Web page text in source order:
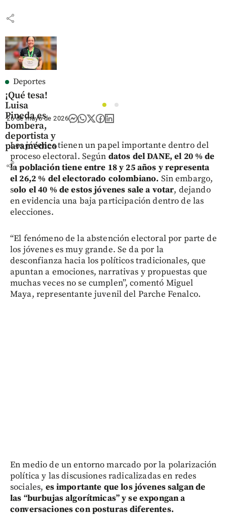
share
Deportes
¡Qué tesa!
Luisa
Pineda es
bombera,
deportista y
paramédico
share
1
2
26 de mayo de 2026
Los jóvenes tienen un papel importante dentro del
proceso electoral. Según datos del DANE, el 20 % de
la población tiene entre 18 y 25 años y representa
el 26,2 % del electorado colombiano. Sin embargo,
solo el 40 % de estos jóvenes sale a votar, dejando
en evidencia una baja participación dentro de las
elecciones.
“El fenómeno de la abstención electoral por parte de
los jóvenes es muy grande. Se da por la
desconfianza hacia los políticos tradicionales, que
apuntan a emociones, narrativas y propuestas que
muchas veces no se cumplen”, comentó Miguel
Maya, representante juvenil del Parche Fenalco.
En medio de un entorno marcado por la polarización
política y las discusiones radicalizadas en redes
sociales, es importante que los jóvenes salgan de
las “burbujas algorítmicas” y se expongan a
conversaciones con posturas diferentes.